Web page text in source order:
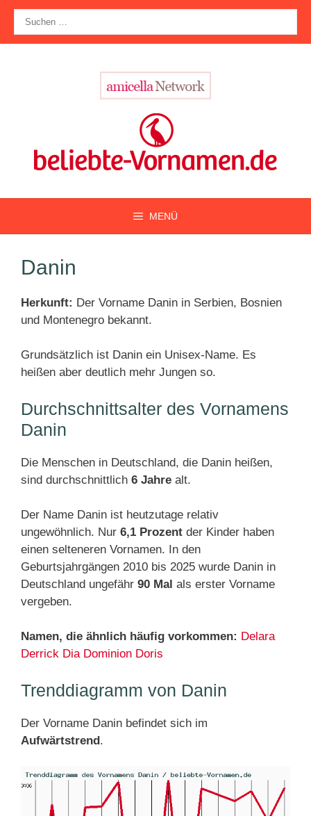
Zum
Inhalt
springen
nach:
MENÜ
Danin
Herkunft: Der Vorname Danin in Serbien, Bosnien
und Montenegro bekannt.
Grundsätzlich ist Danin ein Unisex-Name. Es
heißen aber deutlich mehr Jungen so.
Durchschnittsalter des Vornamens
Danin
Die Menschen in Deutschland, die Danin heißen,
sind durchschnittlich 6 Jahre alt.
Der Name Danin ist heutzutage relativ
ungewöhnlich. Nur 6,1 Prozent der Kinder haben
einen selteneren Vornamen. In den
Geburtsjahrgängen 2010 bis 2025 wurde Danin in
Deutschland ungefähr 90 Mal als erster Vorname
vergeben.
Namen, die ähnlich häufig vorkommen: Delara
Derrick Dia Dominion Doris
Trenddiagramm von Danin
Der Vorname Danin befindet sich im
Aufwärtstrend.